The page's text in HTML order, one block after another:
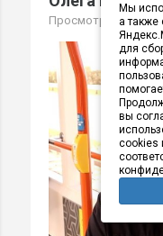
Просмотров (2814) /
Мы
а также
для
вы
cookies